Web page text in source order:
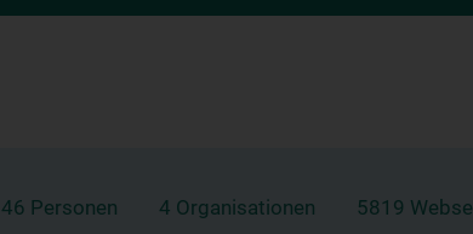
Personen 4 Organisationen 5819